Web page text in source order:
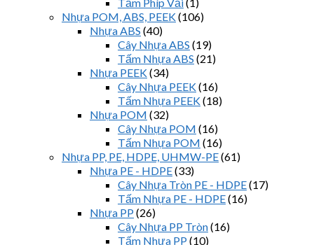
Nhựa POM, ABS, PEEK(106)
Nhựa ABS (40)
Cây Nhựa ABS (19)
Tấm Nhựa ABS (21)
Nhựa PEEK(34)
Cây Nhựa PEEK(16)
Tấm Nhựa PEEK(18)
Nhựa POM (32)
Cây Nhựa POM (16)
Tấm Nhựa POM (16)
Nhựa PP, PE, HDPE, UHMW-PE(61)
Nhựa PE - HDPE(33)
Cây Nhựa Tròn PE - HDPE(17)
Tấm Nhựa PE - HDPE(16)
Nhựa PP (26)
Cây Nhựa PP Tròn(16)
Tấm Nhựa PP (10)